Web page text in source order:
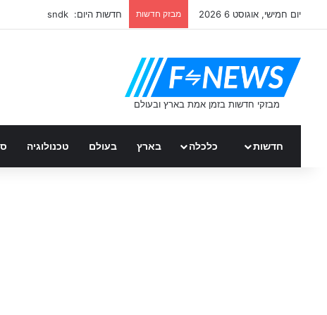
יום חמישי, אוגוסט 6 2026 מבזק חדשות חדשות היום: sndk
חדשות כלכלה בארץ בעולם טכנולוגיה